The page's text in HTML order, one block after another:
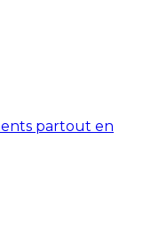
partout en